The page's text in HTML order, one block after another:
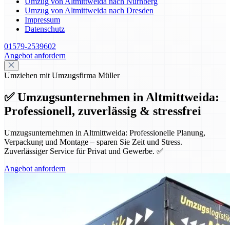
Umzug von Altmittweida nach Dresden
Impressum
Datenschutz
01579-2539602
Angebot anfordern
Umziehen mit Umzugsfirma Müller
✅ Umzugsunternehmen in Altmittweida:
Professionell, zuverlässig & stressfrei
Umzugsunternehmen in Altmittweida: Professionelle Planung,
Verpackung und Montage – sparen Sie Zeit und Stress.
Zuverlässiger Service für Privat und Gewerbe. ✅
Angebot anfordern